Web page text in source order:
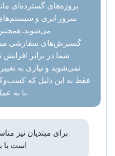
پروژه‌های گسترده‌ای
سرور ابری و
می‌شوند.
گسترش‌های سفارشی
شما در برابر
نمی‌شوید و نیازی به
فقط به این دلیل که
یا به عملکردهای جدید نیاز دارید.
است یا